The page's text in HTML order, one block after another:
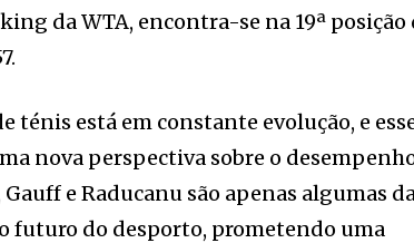
da WTA, encontra-se na 19ª posição
está em constante evolução, e
nova perspectiva sobre o
e Raducanu são apenas algumas
futuro do desporto, prometendo uma